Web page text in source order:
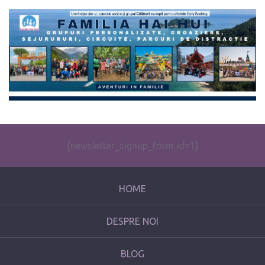
The form you have selected does not exist.
[newsletter_signup_form id=1]
HOME
DESPRE NOI
BLOG